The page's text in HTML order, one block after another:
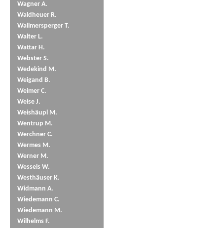
Wagner A.
Waldheuer R.
Wallmersperger T.
Walter L.
Wattar H.
Webster S.
Wedekind M.
Weigand B.
Weimer C.
Weise J.
Weishäupl M.
Wentrup M.
Werchner C.
Wermes M.
Werner M.
Wessels W.
Westhäuser K.
Widmann A.
Wiedemann C.
Wiedemann M.
Wilhelms F.